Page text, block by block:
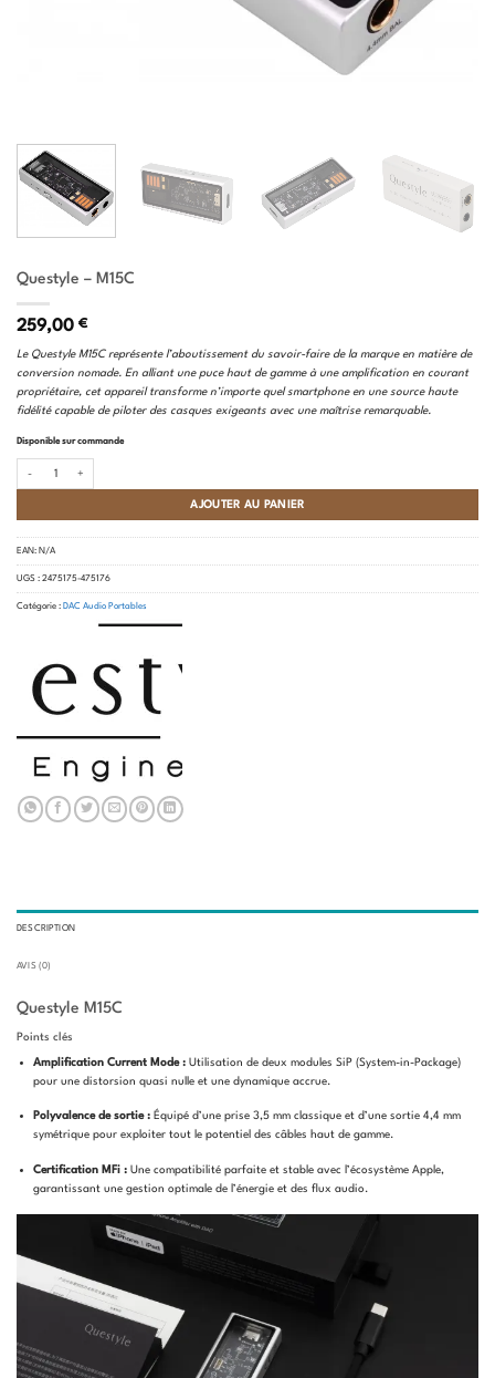
Questyle – M15C
259,00 €
Le Questyle M15C représente l’aboutissement du savoir-faire de la marque en matière de
conversion nomade. En alliant une puce haut de gamme à une amplification en courant
propriétaire, cet appareil transforme n’importe quel smartphone en une source haute
fidélité capable de piloter des casques exigeants avec une maîtrise remarquable.
Disponible sur commande
AJOUTER AU PANIER
EAN: N/A
UGS : 2475175-475176
Catégorie : DAC Audio Portables
DESCRIPTION
AVIS (0)
Questyle M15C
Points clés
Amplification Current Mode :Utilisation de deux modules SiP (System-in-Package)
pour une distorsion quasi nulle et une dynamique accrue.
Polyvalence de sortie :Équipé d’une prise 3,5 mm classique et d’une sortie 4,4 mm
symétrique pour exploiter tout le potentiel des câbles haut de gamme.
Certification MFi :Une compatibilité parfaite et stable avec l’écosystème Apple,
garantissant une gestion optimale de l’énergie et des flux audio.